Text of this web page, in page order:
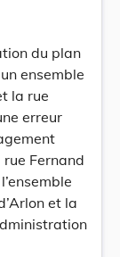
du plan
ensemble
la rue
erreur
Fernand
et la